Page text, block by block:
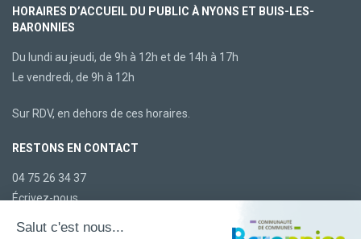
HORAIRES D’ACCUEIL DU PUBLIC À NYONS ET BUIS-LES-
BARONNIES
Du lundi au jeudi, de 9h à 12h et de 14h à 17h
Le vendredi, de 9h à 12h
Sur RDV, en dehors de ces horaires.
RESTONS EN CONTACT
04 75 26 34 37
Écrivez-nous